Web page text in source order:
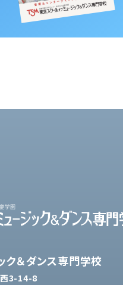
ク＆ダンス専門学校
3-14-8